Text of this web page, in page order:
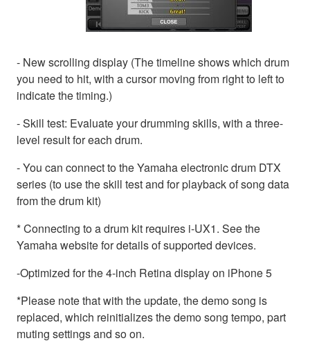
- New scrolling display (The timeline shows which drum
you need to hit, with a cursor moving from right to left to
indicate the timing.)
- Skill test: Evaluate your drumming skills, with a three-
level result for each drum.
- You can connect to the Yamaha electronic drum DTX
series (to use the skill test and for playback of song data
from the drum kit)
* Connecting to a drum kit requires i-UX1. See the
Yamaha website for details of supported devices.
-Optimized for the 4-inch Retina display on iPhone 5
*Please note that with the update, the demo song is
replaced, which reinitializes the demo song tempo, part
muting settings and so on.